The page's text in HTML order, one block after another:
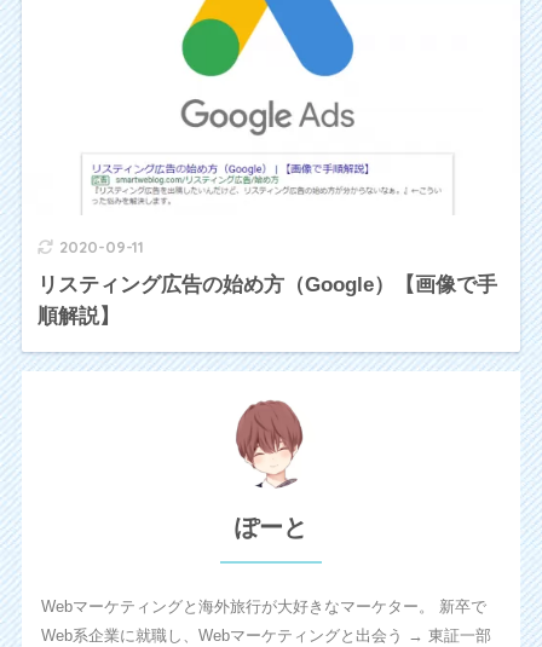
2020-09-11
リスティング広告の始め方（Google）【画像で手
順解説】
ぽーと
Webマーケティングと海外旅行が大好きなマーケター。 新卒で
Web系企業に就職し、Webマーケティングと出会う → 東証一部